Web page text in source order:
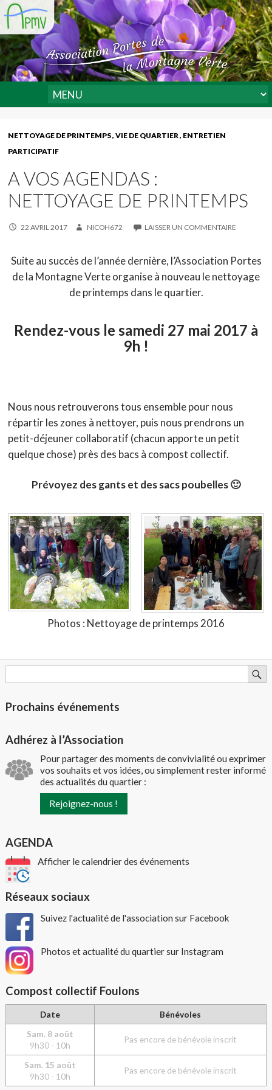
NETTOYAGE DE PRINTEMPS VIE DE QUARTIER ENTRETIEN
PARTICIPATIF
A VOS AGENDAS :
NETTOYAGE DE PRINTEMPS
22 AVRIL 2017 NICOH672 LAISSER UN COMMENTAIRE
Suite au succès de l’année dernière, l’Association Portes
de la Montagne Verte organise à nouveau le nettoyage
de printemps dans le quartier.
Rendez-vous le samedi 27 mai 2017 à
9h !
Nous nous retrouverons tous ensemble pour nous
répartir les zones à nettoyer, puis nous prendrons un
petit-déjeuner collaboratif (chacun apporte un petit
quelque chose) près des bacs à compost collectif.
Prévoyez des gants et des sacs poubelles 🙂
Photos : Nettoyage de printemps 2016
Prochains événements
Adhérez à l’Association
Pour partager des moments de convivialité ou exprimer
vos souhaits et vos idées, ou simplement rester informé
des actualités du quartier :
Rejoignez-nous !
AGENDA
Afficher le calendrier des événements
Réseaux sociaux
Suivez l'actualité de l'association sur Facebook
Photos et actualité du quartier sur Instagram
Compost collectif Foulons
Date
Bénévoles
Sam. 8 août
9h30 - 10h
Pas encore de bénévole inscrit
Sam. 15 août
9h30 - 10h
Pas encore de bénévole inscrit